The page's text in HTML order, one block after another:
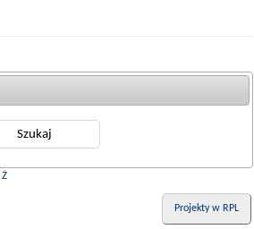
Ż
Projekty w RPL